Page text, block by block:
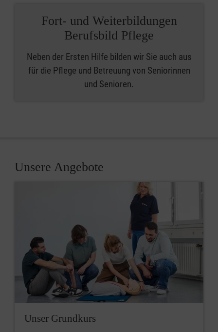
Fort- und Weiterbildungen
Berufsbild Pflege
Neben der Ersten Hilfe bilden wir Sie auch aus
für die Pflege und Betreuung von Seniorinnen
und Senioren.
Unsere Angebote
Unser Grundkurs